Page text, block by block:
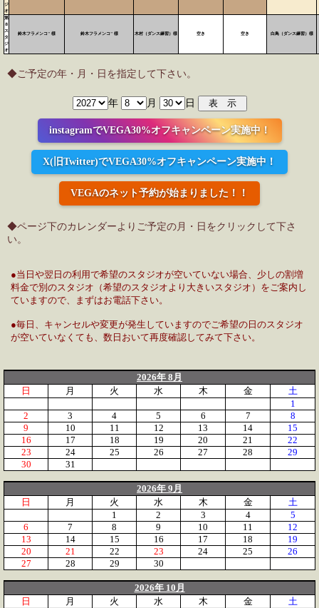
ジ
オ
第
８
ス
タ
ジ
オ
鈴木フラメンコ" 様 鈴木フラメンコ" 様 木村（ダンス練習）様 空き 空き 白鳥（ダンス練習）様
◆ご予定の年・月・日を指定して下さい。
年 月 日
instagramでVEGA30%オフキャンペーン実施中！
X(旧Twitter)でVEGA30%オフキャンペーン実施中！
VEGAのネット予約が始まりました！！
◆ページ下のカレンダーよりご予定の月・日をクリックして下さ
い。
●当日や翌日の利用で希望のスタジオが空いていない場合、少しの割増
料金で別のスタジオ（希望のスタジオより大きいスタジオ）をご案内し
ていますので、まずはお電話下さい。
●毎日、キャンセルや変更が発生していますのでご希望の日のスタジオ
が空いていなくても、数日おいて再度確認してみて下さい。
2026年 8月
日
月 火 水 木 金
土
1
2
3 4 5 6 7
8
9
10 11 12 13 14
15
16
17 18 19 20 21
22
23
24 25 26 27 28
29
30
31
2026年 9月
日
月 火 水 木 金
土
1
2 3 4
5
6
7 8 9 10 11
12
13
14 15 16 17 18
19
20
21 22 23 24 25
26
27
28 29 30
2026年 10月
日
月 火 水 木 金
土